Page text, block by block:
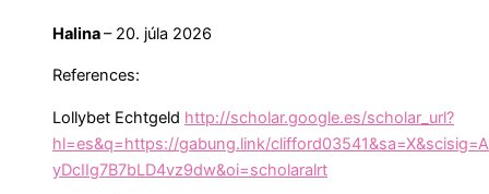
Halina– 20. júla 2026
References:
Lollybet Echtgeld http://scholar.google.es/scholar_url?
hl=es&q=https://gabung.link/
yDcIIg7B7bLD4vz9dw&oi=scholaralrt